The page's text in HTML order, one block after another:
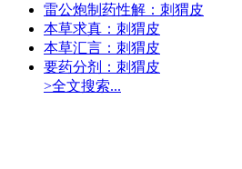
雷公炮制药性解：刺猬皮
本草求真：刺猬皮
本草汇言：刺猬皮
要药分剂：刺猬皮
>全文搜索...